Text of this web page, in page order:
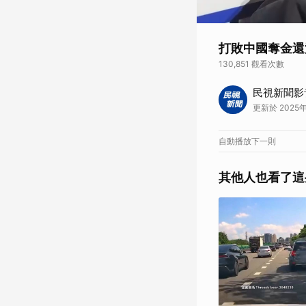
打敗中國奪金
130,851 觀看次數
體育中心／蔡晴景
奮，唯獨高承睿流淚
高承睿給予肯定。
牌都不如。 中國網友
《👉加入民視新聞
民視新聞
更新於 2025
自動播放下一則
其他人也看了